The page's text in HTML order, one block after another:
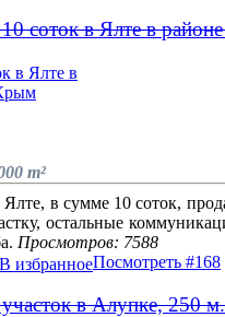
соток в Ялте в
m²
в сумме 10 соток,
остальные
Просмотров: 7588
В избранноеПосмотреть #168
в Алупке, 250